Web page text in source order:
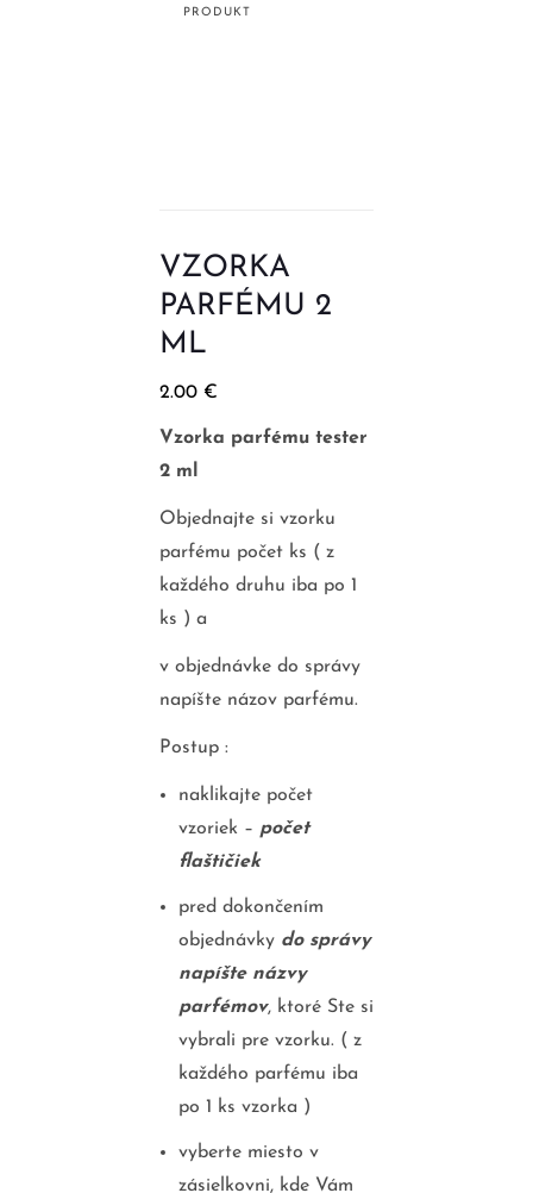
PRODUKT
VZORKA
PARFÉMU 2
ML
2.00 €
Vzorka parfému tester
2 ml
Objednajte si vzorku
parfému počet ks ( z
každého druhu iba po 1
ks ) a
v objednávke do správy
napíšte názov parfému.
Postup :
naklikajte počet
vzoriek – počet
flaštičiek
pred dokončením
objednávky do správy
napíšte názvy
parfémov, ktoré Ste si
vybrali pre vzorku. ( z
každého parfému iba
po 1 ks vzorka )
vyberte miesto v
zásielkovni, kde Vám